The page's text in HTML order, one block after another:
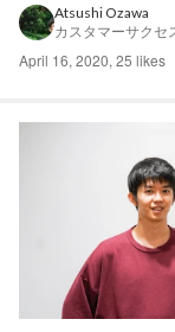
ス未経験の方や、初
いうちにカスタマー
Atsushi Ozawa
カスタマーサクセ
April 16, 2020, 25 likes